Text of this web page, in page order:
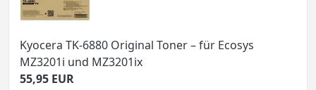
Kyocera TK-6880 Original Toner – für Ecosys
MZ3201i und MZ3201ix
55,95 EUR